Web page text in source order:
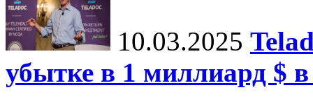
10.03.2025
убытке в 1 миллиард $ в